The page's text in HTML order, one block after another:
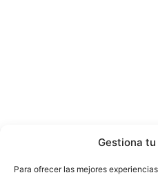
Gestiona
Para ofrecer las mejores